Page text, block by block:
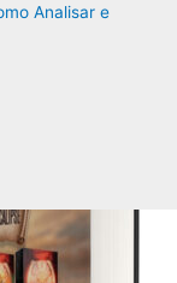
Analisar e